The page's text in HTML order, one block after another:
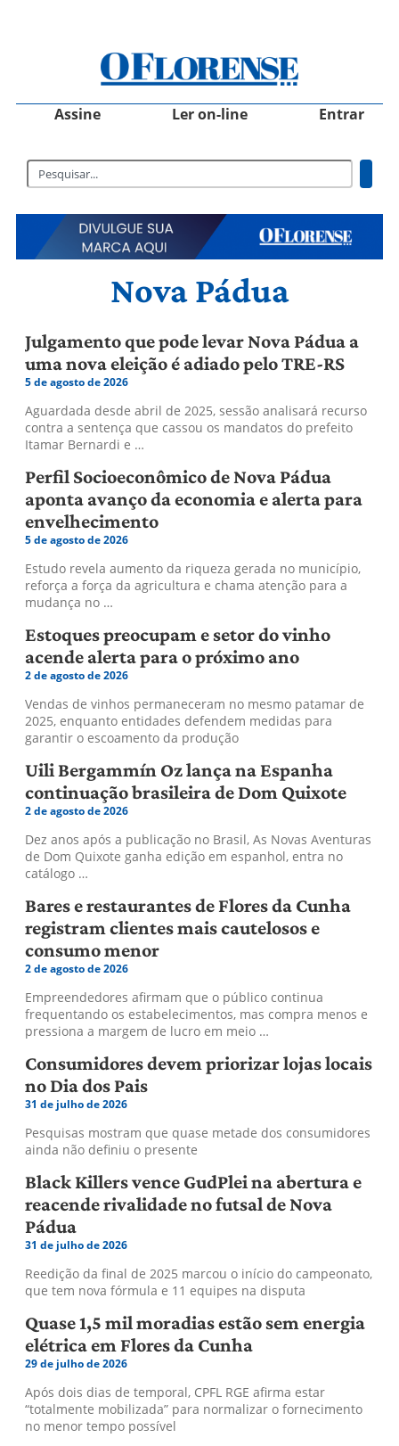
Assine Ler on-line Entrar
Nova Pádua
Julgamento que pode levar Nova Pádua a
uma nova eleição é adiado pelo TRE-RS
5 de agosto de 2026
Aguardada desde abril de 2025, sessão analisará recurso
contra a sentença que cassou os mandatos do prefeito
Itamar Bernardi e …
Perfil Socioeconômico de Nova Pádua
aponta avanço da economia e alerta para
envelhecimento
5 de agosto de 2026
Estudo revela aumento da riqueza gerada no município,
reforça a força da agricultura e chama atenção para a
mudança no …
Estoques preocupam e setor do vinho
acende alerta para o próximo ano
2 de agosto de 2026
Vendas de vinhos permaneceram no mesmo patamar de
2025, enquanto entidades defendem medidas para
garantir o escoamento da produção
Uili Bergammín Oz lança na Espanha
continuação brasileira de Dom Quixote
2 de agosto de 2026
Dez anos após a publicação no Brasil, As Novas Aventuras
de Dom Quixote ganha edição em espanhol, entra no
catálogo …
Bares e restaurantes de Flores da Cunha
registram clientes mais cautelosos e
consumo menor
2 de agosto de 2026
Empreendedores afirmam que o público continua
frequentando os estabelecimentos, mas compra menos e
pressiona a margem de lucro em meio …
Consumidores devem priorizar lojas locais
no Dia dos Pais
31 de julho de 2026
Pesquisas mostram que quase metade dos consumidores
ainda não definiu o presente
Black Killers vence GudPlei na abertura e
reacende rivalidade no futsal de Nova
Pádua
31 de julho de 2026
Reedição da final de 2025 marcou o início do campeonato,
que tem nova fórmula e 11 equipes na disputa
Quase 1,5 mil moradias estão sem energia
elétrica em Flores da Cunha
29 de julho de 2026
Após dois dias de temporal, CPFL RGE afirma estar
“totalmente mobilizada” para normalizar o fornecimento
no menor tempo possível